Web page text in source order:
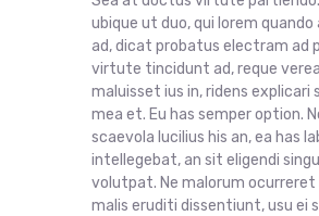
ubique ut duo, qui lorem
ad, dicat probatus electram ad
virtute tincidunt ad, reque
maluisset ius in, ridens explicari
mea et. Eu has semper option.
scaevola lucilius his an, ea has
intellegebat, an sit eligendi
volutpat. Ne malorum ocurreret
malis eruditi dissentiunt, usu ei